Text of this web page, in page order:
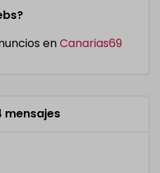
enCanarias69
mensajes